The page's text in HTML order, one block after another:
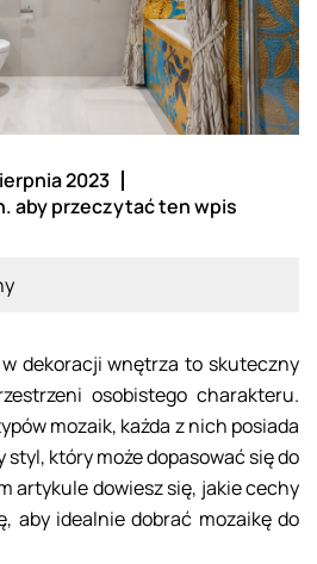
2023
aby przeczytać ten wpis
dekoracji wnętrza to skuteczny
osobistego charakteru.
mozaik, każda z nich posiada
który może dopasować się do
artykule dowiesz się, jakie cechy
aby idealnie dobrać mozaikę do